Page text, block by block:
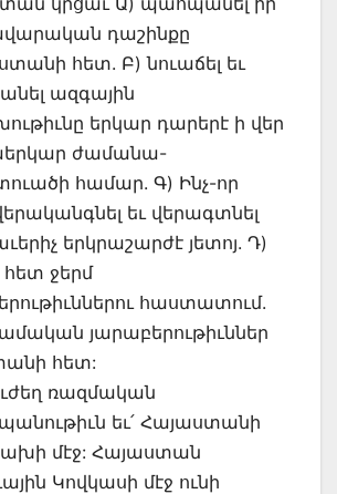
դաշինքը
հետ. Բ) նուաճել եւ
ազգային
երկար դարերէ ի վեր
ժամանա-
համար. Գ) Ինչ-որ
եւ վերագտնել
երկրաշարժէ յետոյ. Դ)
ջերմ
հաստատում.
յարաբերութիւններ
հետ:
ռազմական
եւ՛ Հայաստանի
մէջ: Հայաստան
Կովկասի մէջ ունի